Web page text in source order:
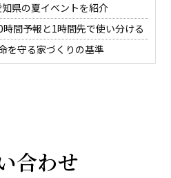
県の夏イベントを紹介
間予報と1時間先で使い分ける
を守る家づくりの基準
合わせ